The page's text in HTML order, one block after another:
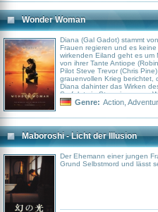
Wonder Woman
Diana (Gal Gadot) stammt
Frauen regieren und es
wirkenden Eiland geht es um
von ihrer Tante Antiope
Pilot Steve Trevor (Chris
grauenvollen Krieg berichtet,
Diana dahinter das Wirken
So folgt sie Steve in unsere
Königin Hippolyta (Connie
Weltkriegs bekommt sie es
Ludendorff (Danny Huston)
(Elena Anaya) zu tun, die
wollen...
Genre: Action
Maboroshi - Licht der Illusion
Der Ehemann einer jungen
Grund Selbstmord und lässt